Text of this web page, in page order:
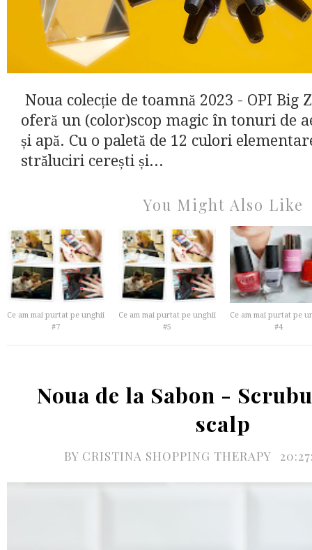
Noua colecție de toamnă 2023 - OPI Big
oferă un (color)scop magic în tonuri de
și apă. Cu o paletă de 12 culori
străluciri cerești și...
You Might Also Like
Ce am mai purtat pe unghii
#7
Ce am mai purtat pe unghii
#5
Ce am mai purtat pe
#4
Noua de la Sabon -
scalp
BY CRISTINA SHOPPING THERAPY